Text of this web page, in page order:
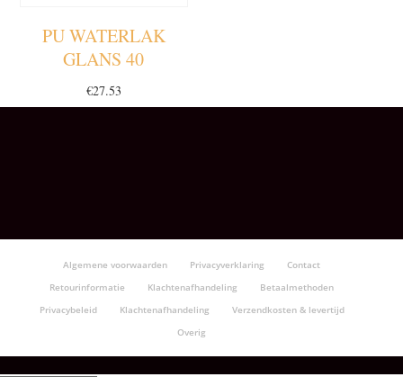
PU WATERLAK
GLANS 40
€27.53
Algemene voorwaarden Privacyverklaring
Contact
Retourinformatie
Klachtenafhandeling
Betaalmethoden
Privacybeleid
Klachtenafhandeling
Verzendkosten & levertijd
Overig